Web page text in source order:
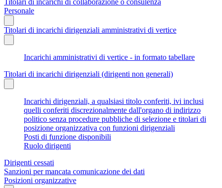
Personale
Titolari di incarichi dirigenziali amministrativi di vertice
Incarichi amministrativi di vertice - in formato tabellare
Titolari di incarichi dirigenziali (dirigenti non generali)
Incarichi dirigenziali, a qualsiasi titolo conferiti, ivi inclusi
quelli conferiti discrezionalmente dall'organo di indirizzo
politico senza procedure pubbliche di selezione e titolari di
posizione organizzativa con funzioni dirigenziali
Posti di funzione disponibili
Ruolo dirigenti
Dirigenti cessati
Sanzioni per mancata comunicazione dei dati
Posizioni organizzative